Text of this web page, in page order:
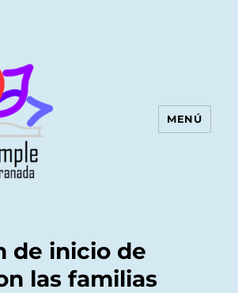
MENÚ
de inicio de
las familias